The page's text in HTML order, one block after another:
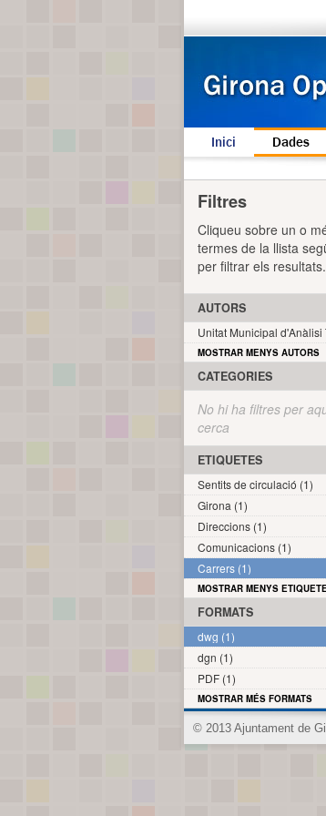
Inici Dades
Filtres
Cliqueu sobre un o
termes de la llista
per filtrar els resultats.
AUTORS
Unitat Municipal d'Anàlisi
MOSTRAR MENYS AUTORS
CATEGORIES
No hi ha filtres per
cerca
ETIQUETES
Sentits de circulació (1)
Girona (1)
Direccions (1)
Comunicacions (1)
Carrers (1)
MOSTRAR MENYS
FORMATS
dwg (1)
dgn (1)
PDF (1)
MOSTRAR MÉS FORMATS
© 2013 Ajuntament de